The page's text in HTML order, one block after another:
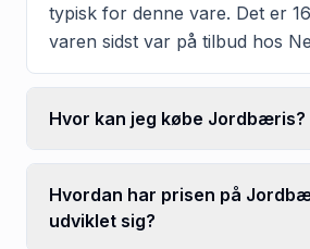
typisk for denne vare. Det er
varen sidst var på tilbud hos
Hvor kan jeg købe Jordbæris?
Hvordan har prisen på
udviklet sig?